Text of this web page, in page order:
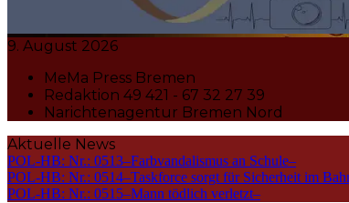
9. August 2026
MeMa Press Bremen
Redaktion 49 421 - 67 32 27 39
Narichtenagentur Bremen Nord
Aktuelle News
POL-HB: Nr.: 0513–Farbvandalismus an Schule–
POL-HB: Nr.: 0514–Taskforce sorgt für Sicherheit im
POL-HB: Nr.: 0515–Mann tödlich verletzt–